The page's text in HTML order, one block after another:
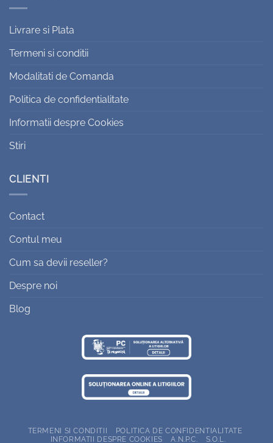
Livrare si Plata
Termeni si conditii
Modalitati de Comanda
Politica de confidentialitate
Informatii despre Cookies
Stiri
CLIENTI
Contact
Contul meu
Cum sa devii reseller?
Despre noi
Blog
TERMENI SI CONDITII
POLITICA DE CONFIDENTIALITATE
INFORMATII DESPRE COOKIES
A.N.P.C. S.O.L.